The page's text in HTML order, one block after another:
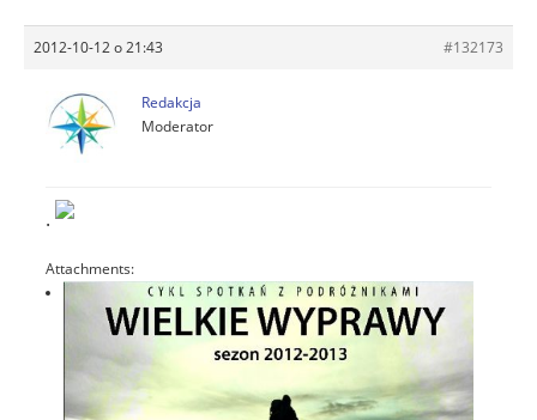
2012-10-12 o 21:43 #132173
Redakcja
Moderator
.
Attachments: